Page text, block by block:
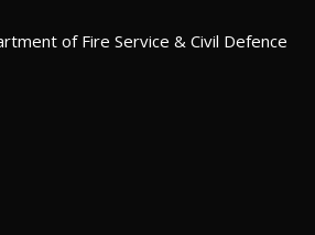
of Fire Service & Civil Defence